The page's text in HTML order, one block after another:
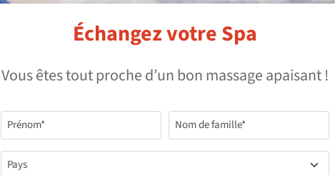
Échangez votre Spa
Vous êtes tout proche d’un bon massage apaisant !
Name
(Nécessaire)
Pays*
(Nécessaire)